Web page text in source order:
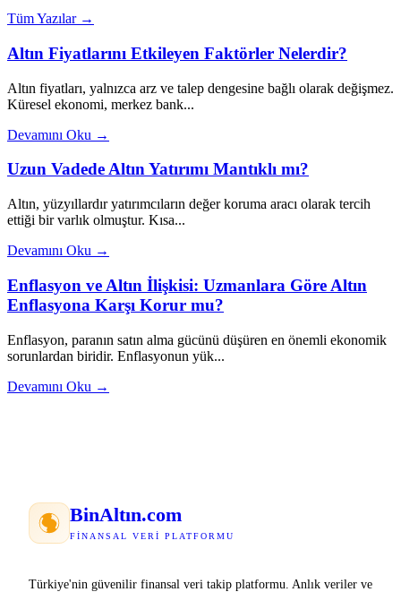
Tüm Yazılar →
Altın Fiyatlarını Etkileyen Faktörler Nelerdir?
Altın fiyatları, yalnızca arz ve talep dengesine bağlı olarak değişmez.
Küresel ekonomi, merkez bank...
Devamını Oku →
Uzun Vadede Altın Yatırımı Mantıklı mı?
Altın, yüzyıllardır yatırımcıların değer koruma aracı olarak tercih
ettiği bir varlık olmuştur. Kısa...
Devamını Oku →
Enflasyon ve Altın İlişkisi: Uzmanlara Göre Altın
Enflasyona Karşı Korur mu?
Enflasyon, paranın satın alma gücünü düşüren en önemli ekonomik
sorunlardan biridir. Enflasyonun yük...
Devamını Oku →
BinAltın.com
FINANSAL VERI PLATFORMU
Türkiye'nin güvenilir finansal veri takip platformu. Anlık veriler ve